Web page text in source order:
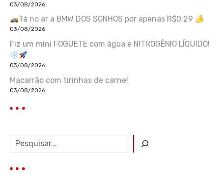
03/08/2026
Tá no ar a BMW DOS SONHOS por apenas R$0,29
03/08/2026
Fiz um mini FOGUETE com água e NITROGÊNIO LÍQUIDO!
03/08/2026
Macarrão com tirinhas de carne!
03/08/2026
q